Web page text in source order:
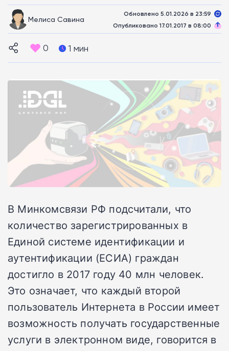
Мелиса Савина
Обновлено 5.01.2026 в 23:59
Опубликовано 17.01.2017 в 08:00
0 1 мин
В Минкомсвязи РФ подсчитали, что
количество зарегистрированных в
Единой системе идентификации и
аутентификации (ЕСИА) граждан
достигло в 2017 году 40 млн человек.
Это означает, что каждый второй
пользователь Интернета в России имеет
возможность получать государственные
услуги в электронном виде, говорится в